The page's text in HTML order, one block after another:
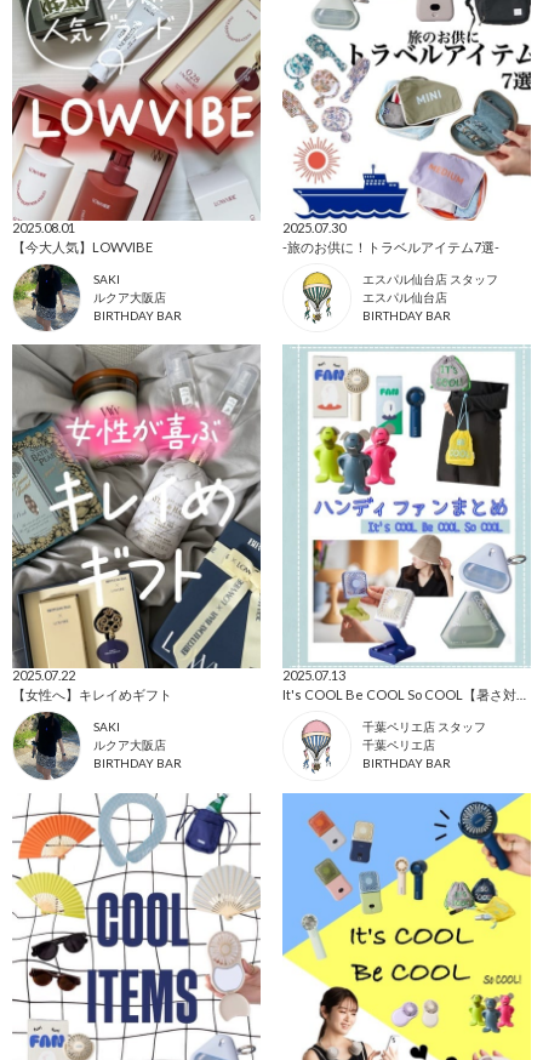
2025.08.01
【今大人気】LOWVIBE
SAKI
ルクア大阪店
BIRTHDAY BAR
2025.07.30
-旅のお供に！トラベルアイテム7選-
エスパル仙台店 スタッフ
エスパル仙台店
BIRTHDAY BAR
2025.07.22
【女性へ】キレイめギフト
SAKI
ルクア大阪店
BIRTHDAY BAR
2025.07.13
It's COOL Be COOL So COOL【暑さ対策グッズとハンディファンまとめ】
千葉ペリエ店 スタッフ
千葉ペリエ店
BIRTHDAY BAR